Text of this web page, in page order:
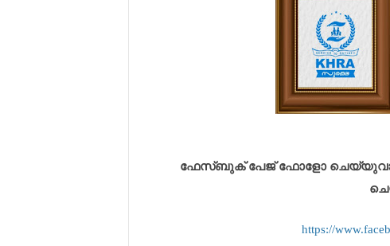
ഫേസ്ബുക് പേജ് ഫോളോ ചെയ്യുവാൻ
https://